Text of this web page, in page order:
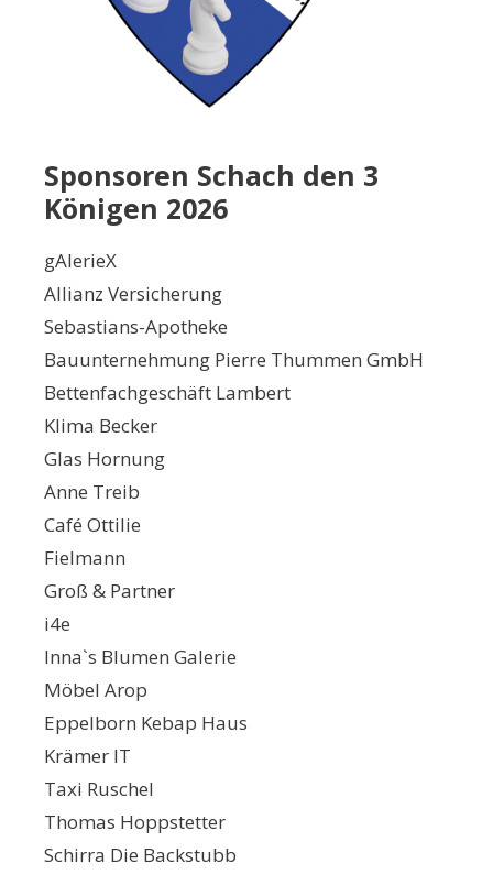
Sponsoren Schach den 3
Königen 2026
gAlerieX
Allianz Versicherung
Sebastians-Apotheke
Bauunternehmung Pierre Thummen GmbH
Bettenfachgeschäft Lambert
Klima Becker
Glas Hornung
Anne Treib
Café Ottilie
Fielmann
Groß & Partner
i4e
Inna`s Blumen Galerie
Möbel Arop
Eppelborn Kebap Haus
Krämer IT
Taxi Ruschel
Thomas Hoppstetter
Schirra Die Backstubb